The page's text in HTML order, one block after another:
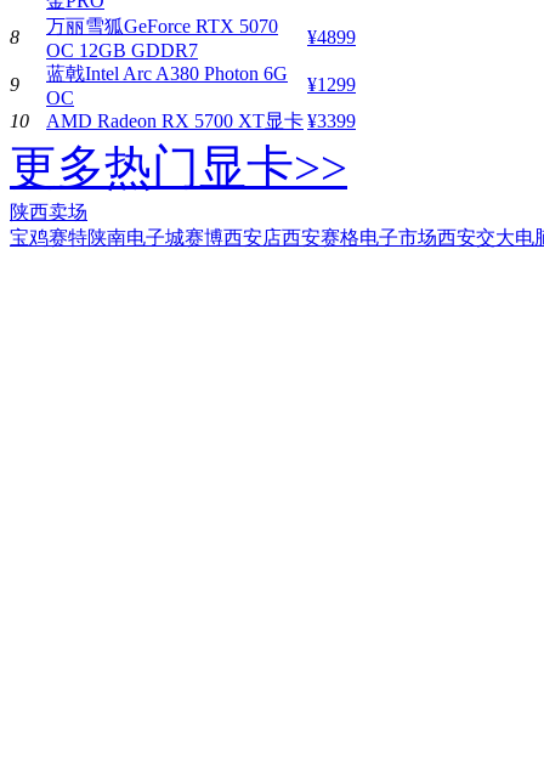
8
万丽雪狐GeForce RTX 5070
OC 12GB GDDR7
¥4899
9
蓝戟Intel Arc A380 Photon 6G
OC
¥1299
10
AMD Radeon RX 5700 XT显卡¥3399
更多热门显卡>>
陕西卖场
宝鸡赛特陕南电子城赛博西安店西安赛格电子市场西安交大电